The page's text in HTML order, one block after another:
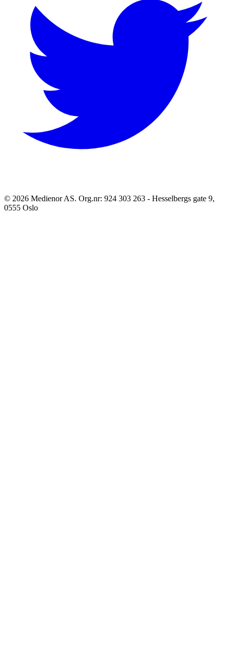
© 2026 Medienor AS. Org.nr: 924 303 263 - Hesselbergs gate 9,
0555 Oslo